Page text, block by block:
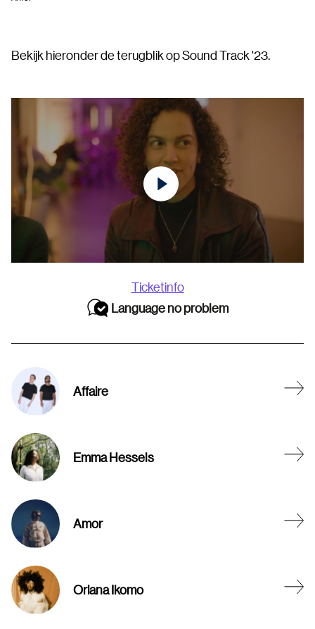
Bekijk hieronder de terugblik op Sound Track '23.
Ticketinfo
Language no problem
Affaire
Emma Hessels
Amor
Oriana Ikomo